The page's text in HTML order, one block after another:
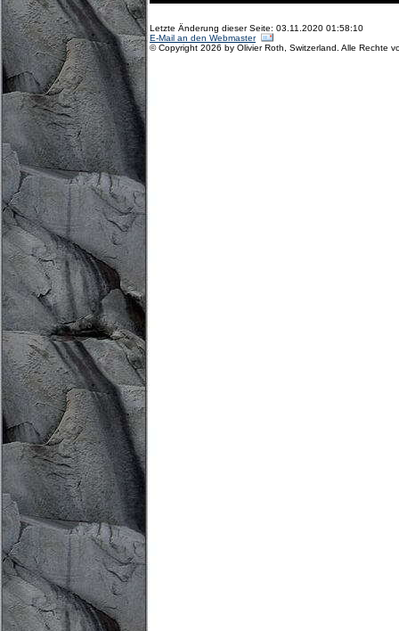
Letzte Änderung dieser Seite: 03.11.2020 01:58:10
E-Mail an den Webmaster
© Copyright 2026 by Olivier Roth, Switzerland. Alle Rechte